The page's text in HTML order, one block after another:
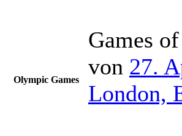
Olympic Games
Games
von 27.
London,